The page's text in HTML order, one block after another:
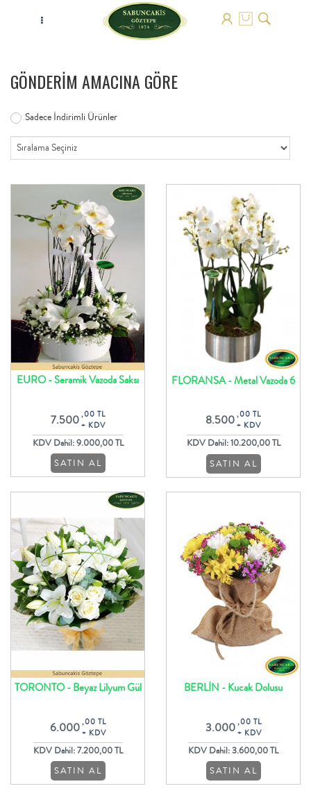
GÖNDERİM AMACINA GÖRE
Sadece İndirimli Ürünler
EURO - Seramik Vazoda Saksı
7.500 ,00 TL
+ KDV
KDV Dahil: 9.000,00 TL
SATIN AL
FLORANSA - Metal Vazoda 6
8.500 ,00 TL
+ KDV
KDV Dahil: 10.200,00 TL
SATIN AL
TORONTO - Beyaz Lilyum Gül
6.000 ,00 TL
+ KDV
KDV Dahil: 7.200,00 TL
SATIN AL
BERLİN - Kucak Dolusu
3.000 ,00 TL
+ KDV
KDV Dahil: 3.600,00 TL
SATIN AL